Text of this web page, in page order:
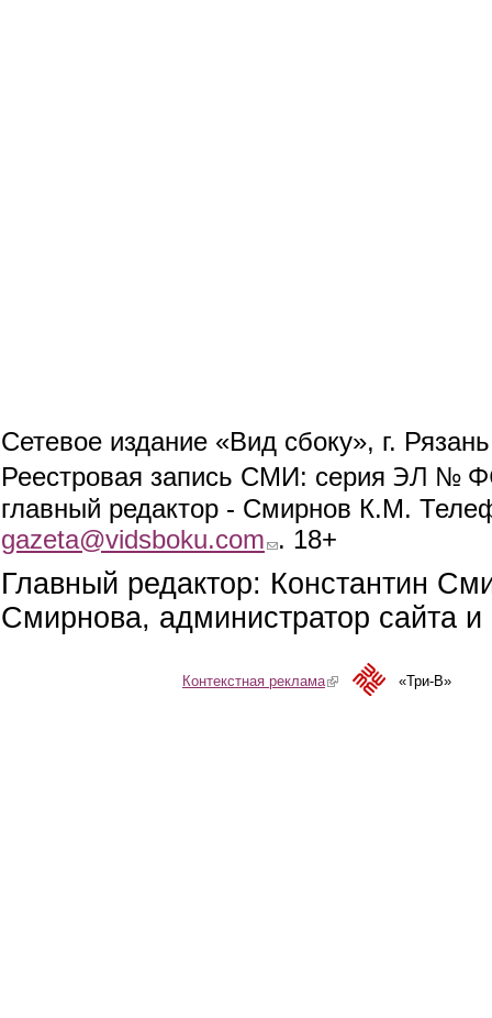
Сетевое издание «Вид сбоку», г.
Реестровая запись СМИ: серия ЭЛ №
главный редактор - Смирнов К.М.
gazeta@vidsboku.com (link sends e-mail)
. 18+
Главный редактор: Константин
Смирнова, администратор сайта
Контекстная реклама(link is external)«Три-В»